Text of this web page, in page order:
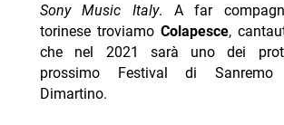
Sony Music Italy. A far
torinese troviamo Colapesce,
che nel 2021 sarà uno dei
prossimo Festival di
Dimartino.